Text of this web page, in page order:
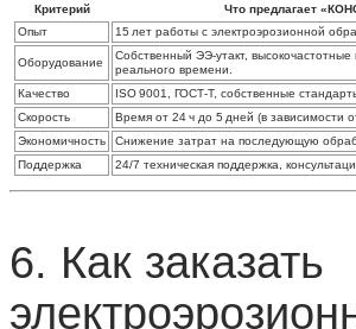
Критерий
Что предлагает
Опыт
15 лет работы с электроэрозионной
Оборудование
Собственный ЭЭ‑утакт,
реального времени.
Качество
ISO 9001, ГОСТ‑Т, собственные
Скорость
Время от 24 ч до 5 дней (в зависимости
Экономичность
Снижение затрат на последующую
Поддержка
24/7 техническая поддержка,
6. Как заказать